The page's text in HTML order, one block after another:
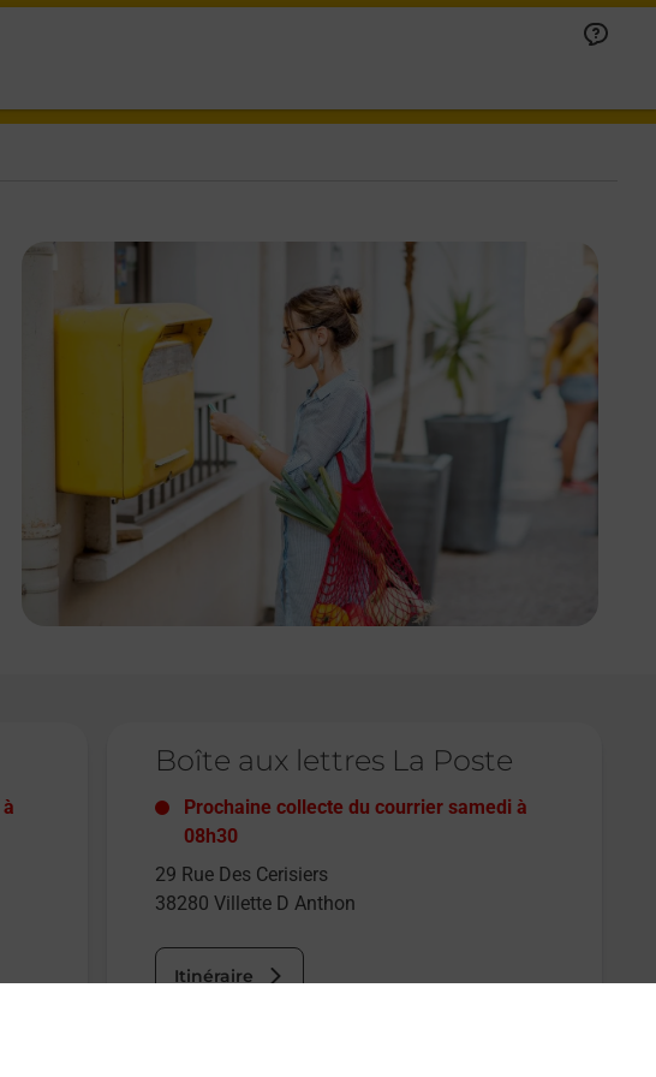
à
Boîte aux lettres La Poste
Prochaine collecte du courriersamedi à
08h30
29 Rue Des Cerisiers
38280 Villette D Anthon
Itinéraire